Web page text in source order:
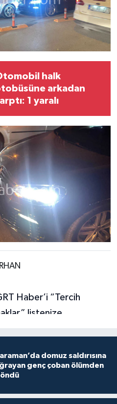
halk
arkadan
1 yaralı
domuz saldırısına
genç çoban ölümden